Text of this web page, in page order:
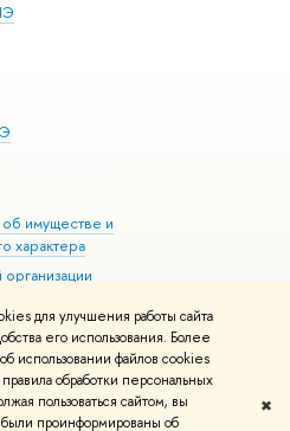
для улучшения работы сайта
его использования. Более
использовании файлов cookies
обработки персональных
пользоваться сайтом, вы
проинформированы об
✖
об имуществе и
характера
здоровья